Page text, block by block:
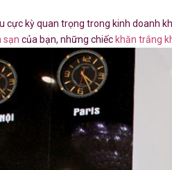
cực kỳ quan trọng trong kinh doanh
sạn của bạn, những chiếc khăn trắng